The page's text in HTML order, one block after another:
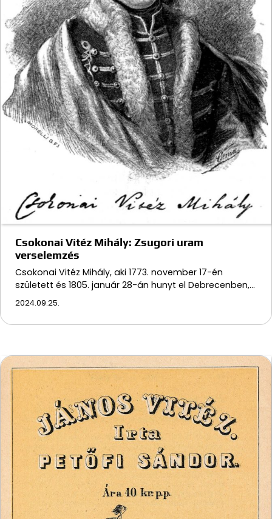
Csokonai Vitéz Mihály: Zsugori uram
verselemzés
Csokonai Vitéz Mihály, aki 1773. november 17-én
született és 1805. január 28-án hunyt el Debrecenben,…
2024.09.25.